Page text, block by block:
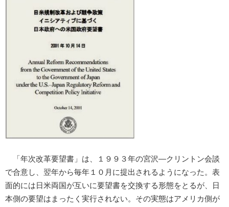
「年次改革要望書」は、１９９３年の宮沢―クリントン会談
で合意し、翌年から毎年１０月に提出されるようになった。表
面的には日米両国が互いに要望書を交換する形態をとるが、日
本側の要望はまったく実行されない。その実態はアメリカ側が